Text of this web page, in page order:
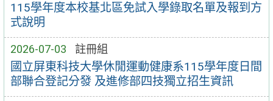
115學年度本校基北區免試入學錄取名單及報到方
式說明
2026-07-03 註冊組
國立屏東科技大學休閒運動健康系115學年度日間
部聯合登記分發 及進修部四技獨立招生資訊